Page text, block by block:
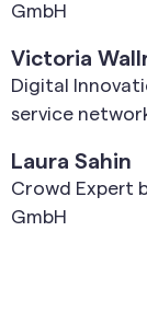
GmbH
Victoria
Digital
service
Laura Sahin
Crowd Expert
GmbH